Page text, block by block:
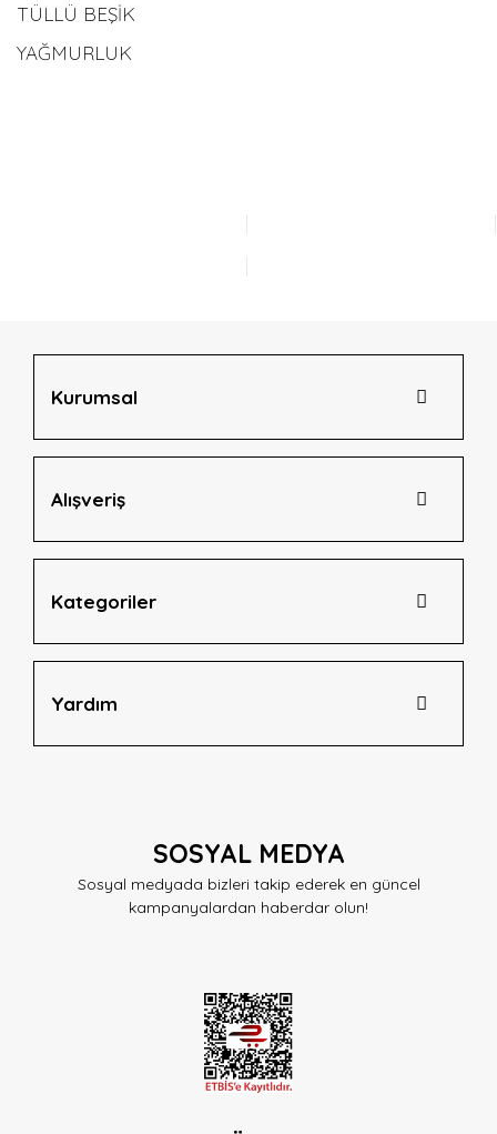
TÜLLÜ BEŞİK
YAĞMURLUK
Ürün açıklamasında eksik bilgiler bulunuyor.
Kurumsal
Alışveriş
Kategoriler
Yardım
SOSYAL MEDYA
Sosyal medyada bizleri takip ederek en güncel
kampanyalardan haberdar olun!